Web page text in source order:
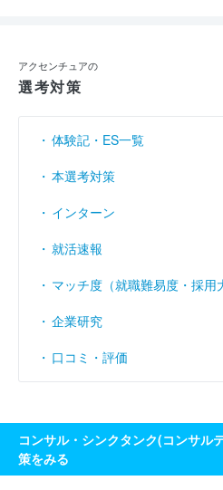
アクセンチュアの
選考対策
体験記・ES一覧
本選考対策
インターン
就活速報
マッチ度（就職難易度・採用
企業研究
口コミ・評価
コンサル・シンクタンク(コンサル
策をみる